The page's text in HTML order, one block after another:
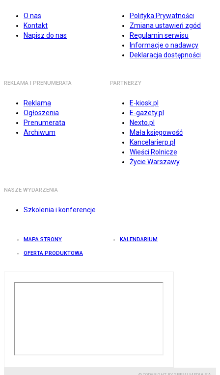
O nas
Kontakt
Napisz do nas
Polityka Prywatności
Zmiana ustawień zgód
Regulamin serwisu
Informacje o nadawcy
Deklaracja dostępności
REKLAMA I PRENUMERATA
Reklama
Ogłoszenia
Prenumerata
Archiwum
PARTNERZY
E-kiosk.pl
E-gazety.pl
Nexto.pl
Mała księgowość
Kancelarierp.pl
Wieści Rolnicze
Życie Warszawy
NASZE WYDARZENIA
Szkolenia i konferencje
MAPA STRONY KALENDARIUM
OFERTA PRODUKTOWA